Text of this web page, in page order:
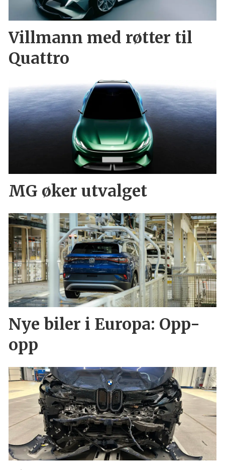
Villmann med røtter til
Quattro
MG øker utvalget
Nye biler i Europa: Opp-
opp